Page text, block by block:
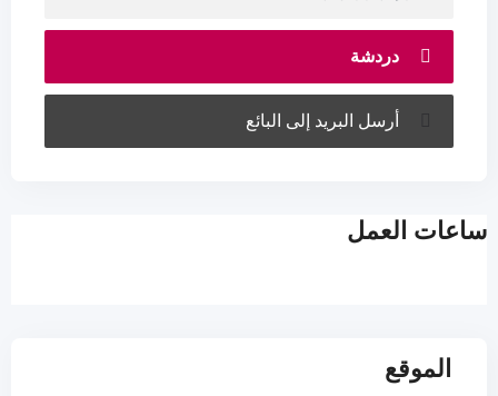
دردشة
أرسل البريد إلى البائع
ساعات العمل
الموقع